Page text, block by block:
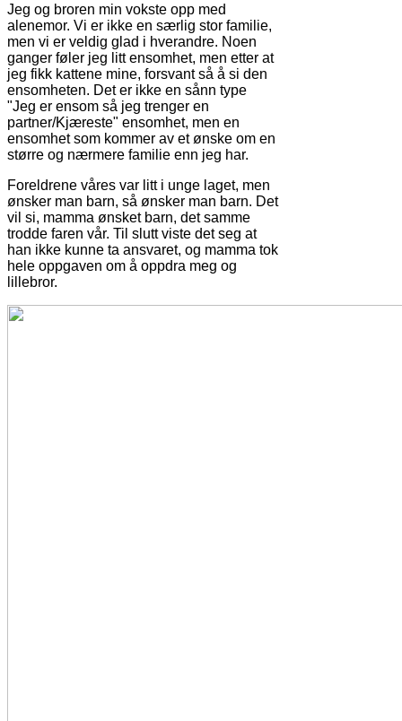
Jeg og broren min vokste opp med
alenemor. Vi er ikke en særlig stor familie,
men vi er veldig glad i hverandre. Noen
ganger føler jeg litt ensomhet, men etter at
jeg fikk kattene mine, forsvant så å si den
ensomheten. Det er ikke en sånn type
"Jeg er ensom så jeg trenger en
partner/Kjæreste" ensomhet, men en
ensomhet som kommer av et ønske om en
større og nærmere familie enn jeg har.
Foreldrene våres var litt i unge laget, men
ønsker man barn, så ønsker man barn. Det
vil si, mamma ønsket barn, det samme
trodde faren vår. Til slutt viste det seg at
han ikke kunne ta ansvaret, og mamma tok
hele oppgaven om å oppdra meg og
lillebror.